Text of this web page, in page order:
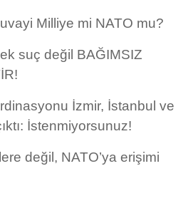
Milliye mi NATO mu?
suç değil BAĞIMSIZ
İzmir, İstanbul ve
İstenmiyorsunuz!
değil, NATO’ya erişimi